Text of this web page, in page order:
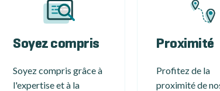
Soyez compris
Soyez compris grâce à
l'expertise et à la
Proximité
Profitez de la
proximité de